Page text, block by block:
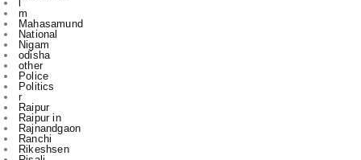
m
Mahasamund
National
Nigam
odisha
other
Police
Politics
r
Raipur
Raipur in
Rajnandgaon
Ranchi
Rikeshsen